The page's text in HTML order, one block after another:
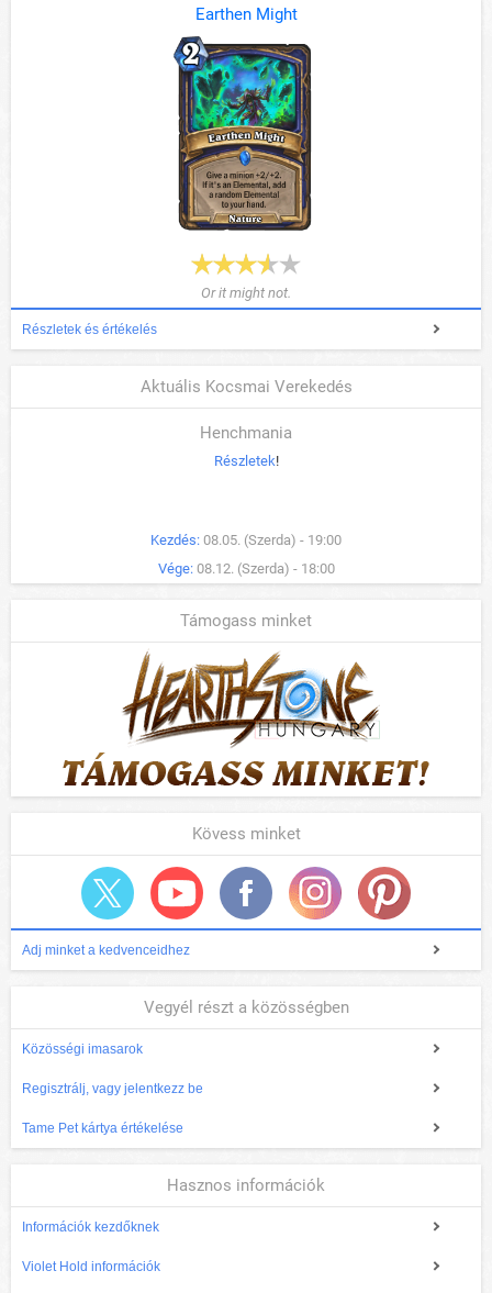
Earthen Might
Or it might not.
Részletek és értékelés
Aktuális Kocsmai Verekedés
Henchmania
Részletek!
Kezdés: 08.05. (Szerda) - 19:00
Vége: 08.12. (Szerda) - 18:00
Támogass minket
Kövess minket
Adj minket a kedvenceidhez
Vegyél részt a közösségben
Közösségi imasarok
Regisztrálj, vagy jelentkezz be
Tame Pet kártya értékelése
Hasznos információk
Információk kezdőknek
Violet Hold információk